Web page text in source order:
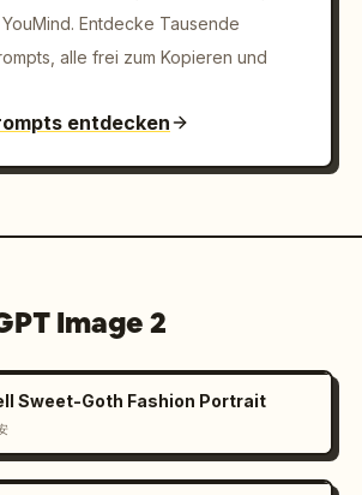
Entdecke Tausende
alle frei zum Kopieren und
entdecken
Image 2
Sweet-Goth Fashion Portrait